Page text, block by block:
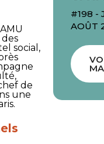
social,
de
une
#198 -
AOÛT